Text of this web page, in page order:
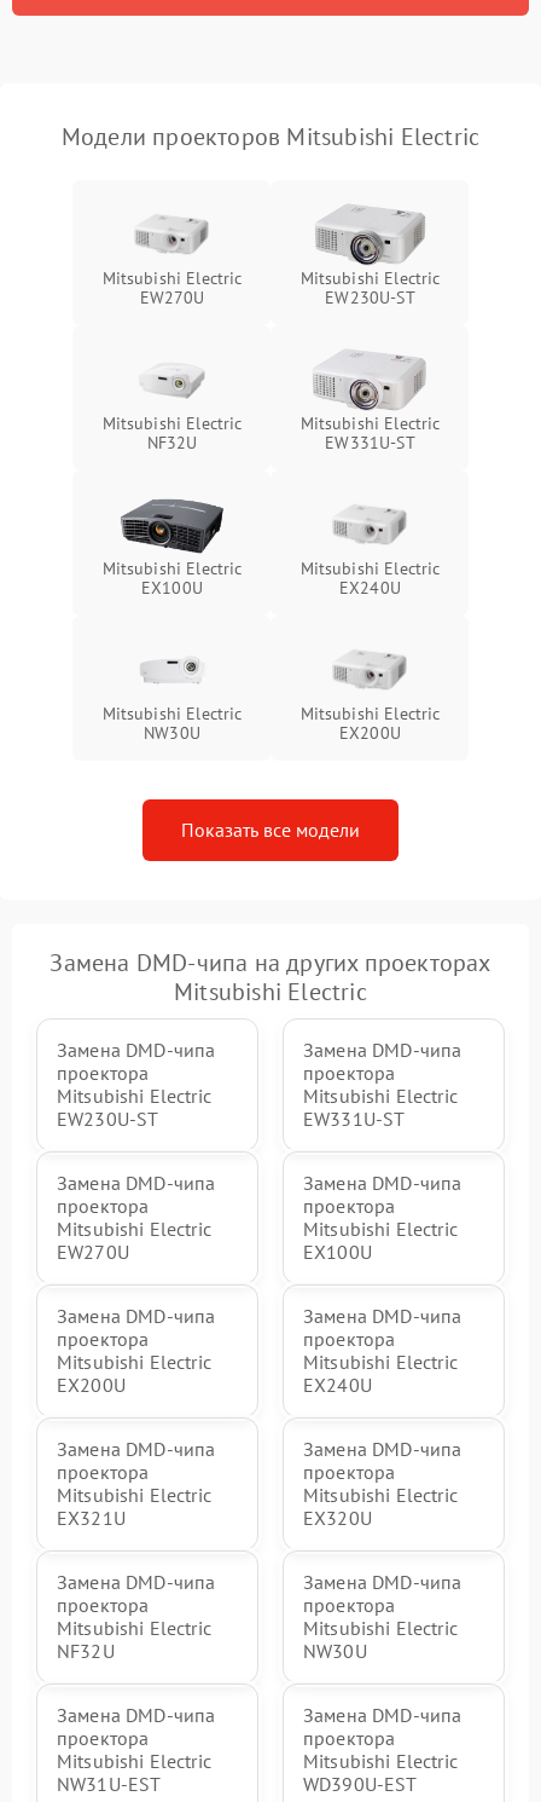
Модели проекторов Mitsubishi Electric
Mitsubishi Electric
EW270U
Mitsubishi Electric
EW230U-ST
Mitsubishi Electric
NF32U
Mitsubishi Electric
EW331U-ST
Mitsubishi Electric
EX100U
Mitsubishi Electric
EX240U
Mitsubishi Electric
NW30U
Mitsubishi Electric
EX200U
Показать все модели
Замена DMD-чипа на других проекторах
Mitsubishi Electric
Замена DMD-чипа
проектора
Mitsubishi Electric
EW230U-ST
Замена DMD-чипа
проектора
Mitsubishi Electric
EW331U-ST
Замена DMD-чипа
проектора
Mitsubishi Electric
EW270U
Замена DMD-чипа
проектора
Mitsubishi Electric
EX100U
Замена DMD-чипа
проектора
Mitsubishi Electric
EX200U
Замена DMD-чипа
проектора
Mitsubishi Electric
EX240U
Замена DMD-чипа
проектора
Mitsubishi Electric
EX321U
Замена DMD-чипа
проектора
Mitsubishi Electric
EX320U
Замена DMD-чипа
проектора
Mitsubishi Electric
NF32U
Замена DMD-чипа
проектора
Mitsubishi Electric
NW30U
Замена DMD-чипа
проектора
Mitsubishi Electric
NW31U-EST
Замена DMD-чипа
проектора
Mitsubishi Electric
WD390U-EST